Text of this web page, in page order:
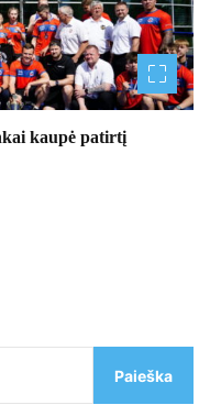
kaupė patirtį
Paieška